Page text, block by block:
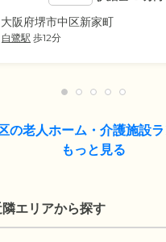
大阪府堺市中区新家町
白鷺駅 歩12分
の老人ホーム・介護施設
もっと見る
エリアから探す